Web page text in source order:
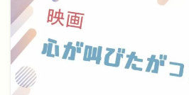
動画無料視聴
無料視聴動画
検索